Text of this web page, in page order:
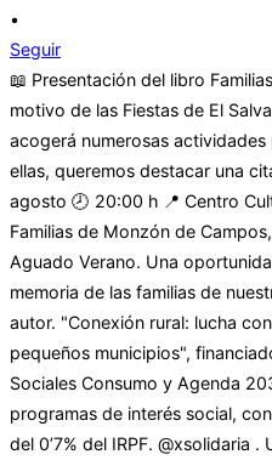
•
Seguir
📖 Presentación del libro
motivo de las Fiestas de El
acogerá numerosas
ellas, queremos destacar una
agosto 🕗 20:00 h 📍 Centro
Familias de Monzón de
Aguado Verano. Una
memoria de las familias de
autor. "Conexión rural: lucha
pequeños municipios",
Sociales Consumo y Agenda
programas de interés social,
del 0’7% del IRPF. @xsolidaria